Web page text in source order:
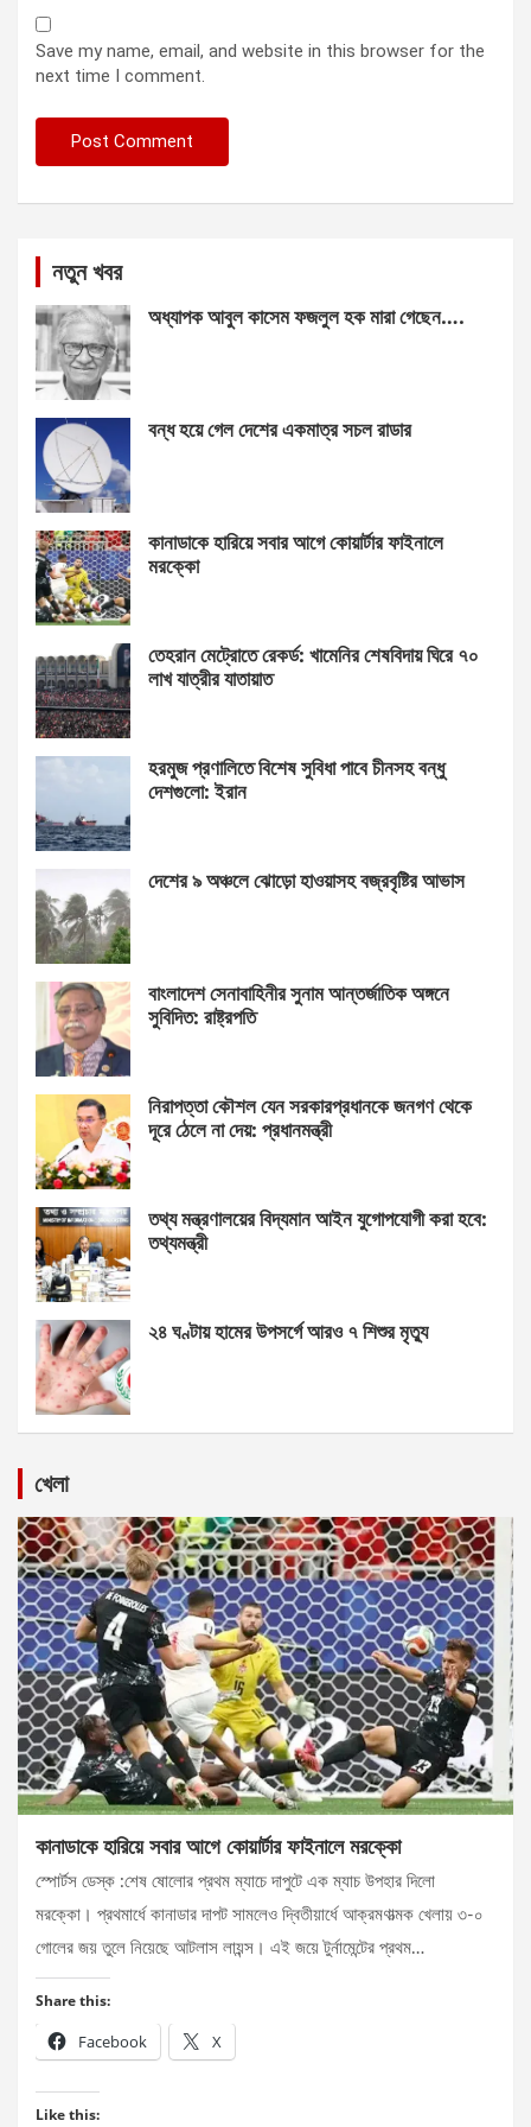
Save my name, email, and website in this browser for the
next time I comment.
নতুন খবর
অধ্যাপক আবুল কাসেম ফজলুল হক মারা গেছেন….
বন্ধ হয়ে গেল দেশের একমাত্র সচল রাডার
কানাডাকে হারিয়ে সবার আগে কোয়ার্টার ফাইনালে
মরক্কো
তেহরান মেট্রোতে রেকর্ড: খামেনির শেষবিদায় ঘিরে ৭০
লাখ যাত্রীর যাতায়াত
হরমুজ প্রণালিতে বিশেষ সুবিধা পাবে চীনসহ বন্ধু
দেশগুলো: ইরান
দেশের ৯ অঞ্চলে ঝোড়ো হাওয়াসহ বজ্রবৃষ্টির আভাস
বাংলাদেশ সেনাবাহিনীর সুনাম আন্তর্জাতিক অঙ্গনে
সুবিদিত: রাষ্ট্রপতি
নিরাপত্তা কৌশল যেন সরকারপ্রধানকে জনগণ থেকে
দূরে ঠেলে না দেয়: প্রধানমন্ত্রী
তথ্য মন্ত্রণালয়ের বিদ্যমান আইন যুগোপযোগী করা হবে:
তথ্যমন্ত্রী
২৪ ঘণ্টায় হামের উপসর্গে আরও ৭ শিশুর মৃত্যু
খেলা
কানাডাকে হারিয়ে সবার আগে কোয়ার্টার ফাইনালে মরক্কো
স্পোর্টস ডেস্ক :শেষ ষোলোর প্রথম ম্যাচে দাপুটে এক ম্যাচ উপহার দিলো
মরক্কো। প্রথমার্ধে কানাডার দাপট সামলেও দ্বিতীয়ার্ধে আক্রমণাত্মক খেলায় ৩-০
গোলের জয় তুলে নিয়েছে আটলাস লায়ন্স। এই জয়ে টুর্নামেন্টের প্রথম…
Share this:
Facebook X
Like this: